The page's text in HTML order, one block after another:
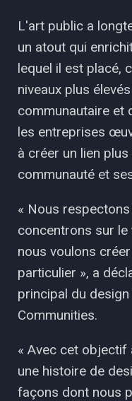
L'art public a
un atout qui
lequel il est placé,
niveaux plus
communautaire et
les entreprises
à créer un lien
communauté et
« Nous
concentrons sur
nous voulons
particulier », a
principal du
Communities.
« Avec cet objectif
une histoire de
façons dont nous